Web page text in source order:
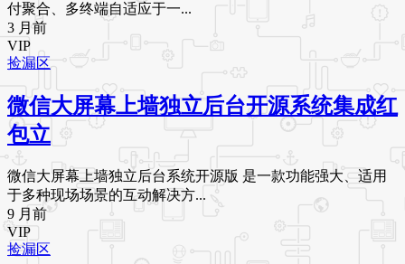
付聚合、多终端自适应于一...
3 月前
VIP
捡漏区
微信大屏幕上墙独立后台开源系统集成红
包立
微信大屏幕上墙独立后台系统开源版 是一款功能强大、适用
于多种现场场景的互动解决方...
9 月前
VIP
捡漏区